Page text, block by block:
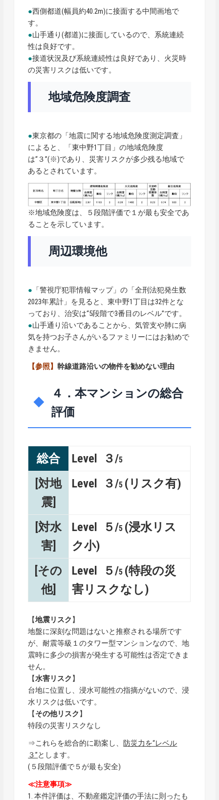
●西側都道(幅員約40.2m)に接面する中間画地で
す。
●山手通り(都道)に接面しているので、系統連続
性は良好です。
●接道状況及び系統連続性は良好であり、火災時
の災害リスクは低いです。
地域危険度調査
●東京都の「地震に関する地域危険度測定調査」
によると、「東中野1丁目」の地域危険度
は“３”(※)であり、災害リスクが多少残る地域で
あるとされています。
※地域危険度は、５段階評価で１が最も安全であ
ることを示しています。
周辺環境他
● 「警視庁犯罪情報マップ」の「全刑法犯発生数
2023年累計」を見ると、東中野1丁目は32件とな
っており、治安は“5段階で3番目のレベル”です。
●山手通り沿いであることから、気管支や肺に病
気を持つお子さんがいるファミリーにはお勧めで
きません。
【参照】幹線道路沿いの物件を勧めない理由
４．本マンションの総合
評価
総合 Level ３/5
[対地
震]
Level ３/5 (リスク有)
[対水
害]
Level ５/5 (浸水リス
ク小)
[その
他]
Level ５/5 (特段の災
害リスクなし)
【地震リスク 】
地盤に深刻な問題はないと推察される場所です
が、耐震等級１のタワー型マンションなので、地
震時に多少の損害が発生する可能性は否定できま
せん。
【水害リスク 】
台地に位置し、浸水可能性の指摘がないので、浸
水リスクは低いです。
【その他リスク 】
特段の災害リスクなし
⇒これらを総合的に勘案し、 防災力を“レベル
３”とします。
(５段階評価で５が最も安全)
≪注意事項≫
1. 本件評価は、不動産鑑定評価の手法に則ったも